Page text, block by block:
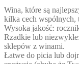
Wina, które są
kilka cech wspólnych,
Wysoka jakość:
Rzadkie lub
sklepów z winami.
Łatwe do picia lub